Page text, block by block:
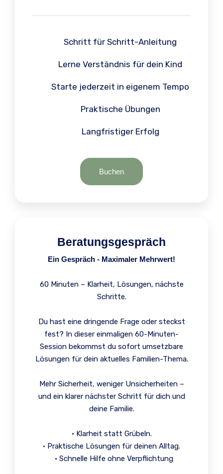
Schritt für Schritt-Anleitung
Lerne Verständnis für dein Kind
Starte jederzeit in eigenem Tempo
Praktische Übungen
Langfristiger Erfolg
Buchen
Beratungsgespräch
Ein Gespräch - Maximaler Mehrwert!
60 Minuten – Klarheit, Lösungen, nächste
Schritte.
Du hast eine dringende Frage oder steckst
fest? In dieser einmaligen 60-Minuten-
Session bekommst du sofort umsetzbare
Lösungen für dein aktuelles Familien-Thema.
Mehr Sicherheit, weniger Unsicherheiten –
und ein klarer nächster Schritt für dich und
deine Familie.
•⁠ Klarheit statt Grübeln.
•⁠ Praktische Lösungen für deinen Alltag.
•⁠ Schnelle Hilfe ohne Verpflichtung